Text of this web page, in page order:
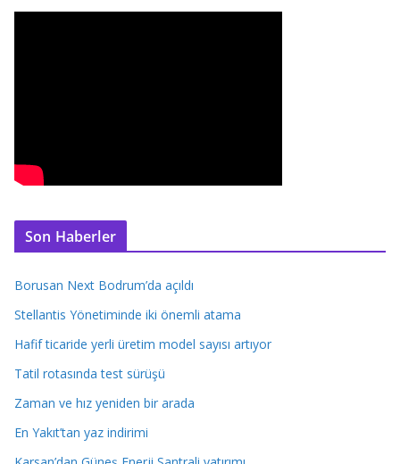
Son Haberler
Borusan Next Bodrum’da açıldı
Stellantis Yönetiminde iki önemli atama
Hafif ticaride yerli üretim model sayısı artıyor
Tatil rotasında test sürüşü
Zaman ve hız yeniden bir arada
En Yakıt’tan yaz indirimi